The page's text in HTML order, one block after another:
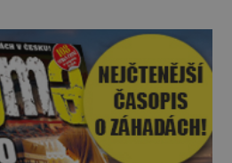
lesích slyšeli? A odvážili
byste se je navštívit? [gallery ids="17